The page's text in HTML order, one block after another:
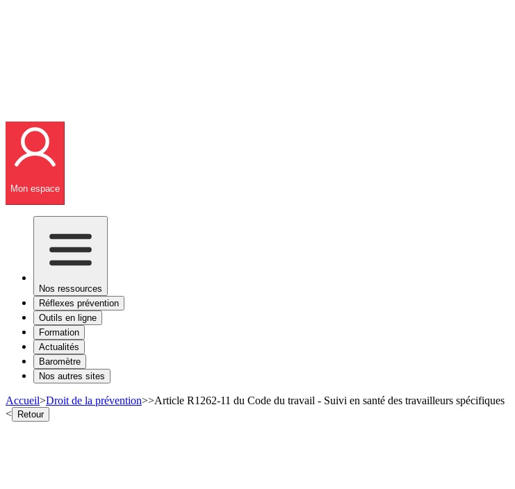
Mon espace
Nos ressources
Réflexes prévention
Outils en ligne
Formation
Actualités
Baromètre
Nos autres sites
Accueil>Droit de la prévention>>Article R1262-11 du Code du travail - Suivi en santé des travailleurs spécifiques
< Retour